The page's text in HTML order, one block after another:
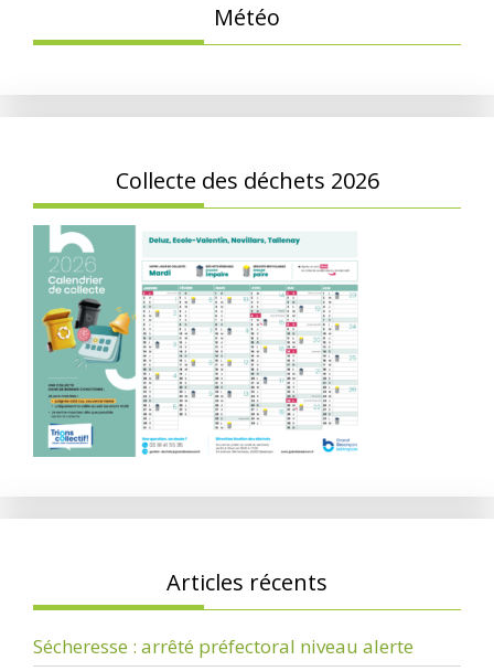
Météo
Collecte des déchets 2026
Articles récents
Sécheresse : arrêté préfectoral niveau alerte